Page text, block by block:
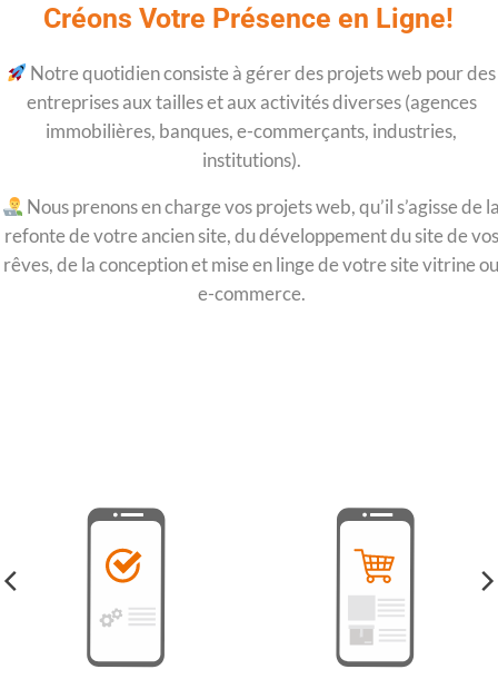
Créons Votre Présence en Ligne!
Notre quotidien consiste à gérer des projets web pour des
entreprises aux tailles et aux activités diverses (agences
immobilières, banques, e-commerçants, industries,
institutions).
Nous prenons en charge vos projets web, qu’il s’agisse de
refonte de votre ancien site, du développement du site de vos
rêves, de la conception et mise en linge de votre site vitrine ou
e-commerce.